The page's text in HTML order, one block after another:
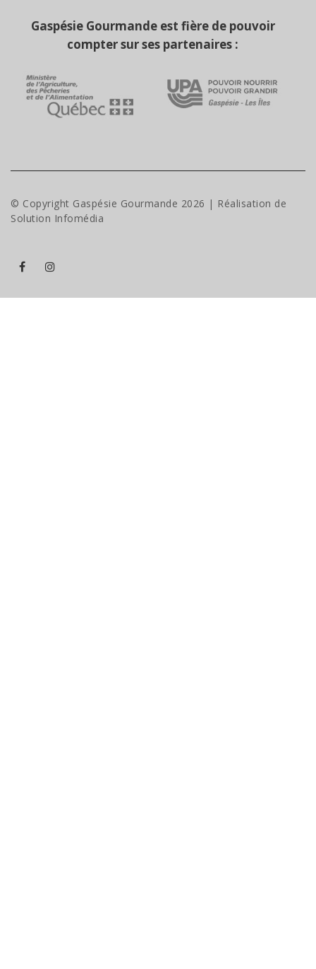
Gaspésie Gourmande est fière de pouvoir
compter sur ses partenaires :
© Copyright Gaspésie Gourmande 2026 | Réalisation de
Solution Infomédia